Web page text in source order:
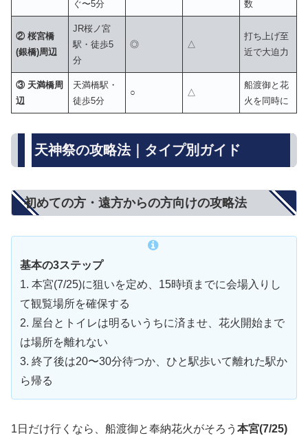
ぐ〜5分
数
② 桜宮橋
(銀橋)周辺
JR桜ノ宮
駅・徒歩5
分
◎ △
打ち上げ至
近で大迫力
③ 天満橋周
辺
天満橋駅・
徒歩5分
○ △
船渡御と花
火を同時に
天神祭の攻略法｜タイプ別ガイド
初めての方・遠方からの方向けの攻略法
基本の3ステップ
1. 本宮(7/25)に狙いを定め、15時頃までに会場入りし
て観覧場所を確保する
2. 屋台とトイレは明るいうちに済ませ、花火開始まで
は場所を離れない
3. 終了後は20〜30分待つか、ひと駅歩いて離れた駅か
ら帰る
1日だけ行くなら、船渡御と奉納花火がそろう 本宮(7/25)